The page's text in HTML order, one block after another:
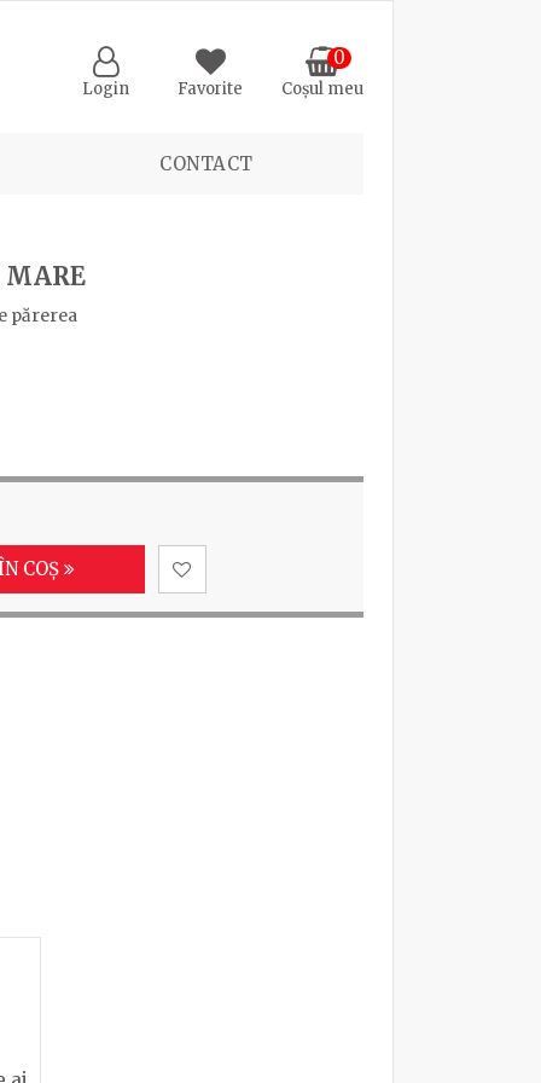
Login
0
Coșul meu
Favorite
CONTACT
MARE
părerea
COȘ